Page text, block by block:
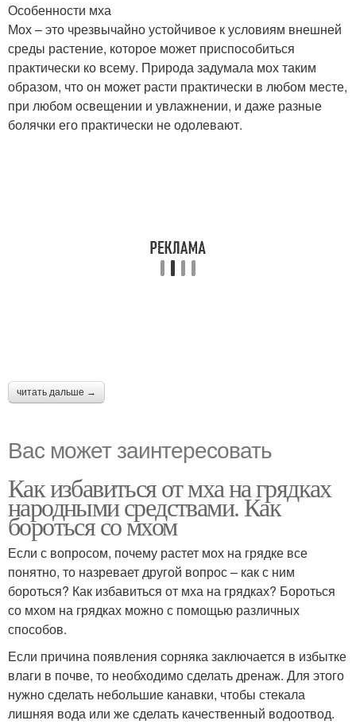
Особенности мха
Мох – это чрезвычайно устойчивое к условиям внешней
среды растение, которое может приспособиться
практически ко всему. Природа задумала мох таким
образом, что он может расти практически в любом месте,
при любом освещении и увлажнении, и даже разные
болячки его практически не одолевают.
читать дальше →
Вас может заинтересовать
Как избавиться от мха на грядках
народными средствами. Как
бороться со мхом
Если с вопросом, почему растет мох на грядке все
понятно, то назревает другой вопрос – как с ним
бороться? Как избавиться от мха на грядках? Бороться
со мхом на грядках можно с помощью различных
способов.
Если причина появления сорняка заключается в избытке
влаги в почве, то необходимо сделать дренаж. Для этого
нужно сделать небольшие канавки, чтобы стекала
лишняя вода или же сделать качественный водоотвод.